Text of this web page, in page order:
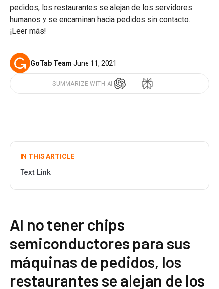
pedidos, los restaurantes se alejan de los servidores
humanos y se encaminan hacia pedidos sin contacto.
¡Leer más!
GoTab Team·June 11, 2021
SUMMARIZE WITH AI
IN THIS ARTICLE
Text Link
Al no tener chips
semiconductores para sus
máquinas de pedidos, los
restaurantes se alejan de los